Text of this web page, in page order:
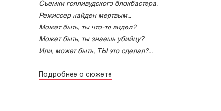
Съемки голливудского блокбастера.
Режиссер найден мертвым…
Может быть, ты что-то видел?
Может быть, ты знаешь убийцу?
Или, может быть, ТЫ это сделал?...
Подробнее о сюжете